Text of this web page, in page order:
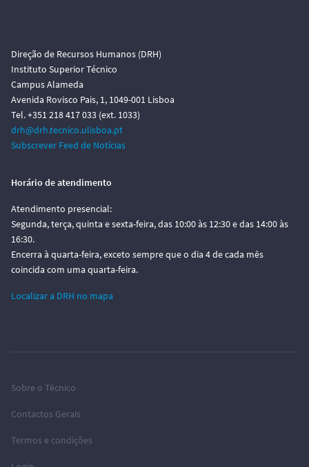
Direção de Recursos Humanos (DRH)
Instituto Superior Técnico
Campus Alameda
Avenida Rovisco Pais, 1, 1049-001 Lisboa
Tel. +351 218 417 033 (ext. 1033)
drh@drh.tecnico.ulisboa.pt
Subscrever Feed de Notícias
Horário de atendimento
Atendimento presencial:
Segunda, terça, quinta e sexta-feira, das 10:00 às 12:30 e das 14:00 às
16:30.
Encerra à quarta-feira, exceto sempre que o dia 4 de cada mês
coincida com uma quarta-feira.
Localizar a DRH no mapa
Sobre o Técnico
Contactos Gerais
Termos e condições